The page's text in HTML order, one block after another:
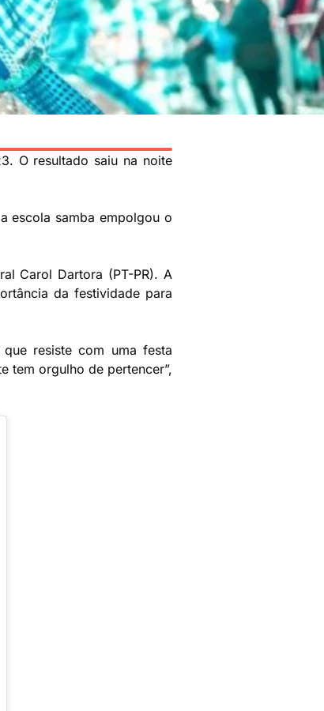
O resultado saiu na noite
escola samba empolgou o
Carol Dartora (PT-PR). A
da festividade para
resiste com uma festa
tem orgulho de pertencer”,